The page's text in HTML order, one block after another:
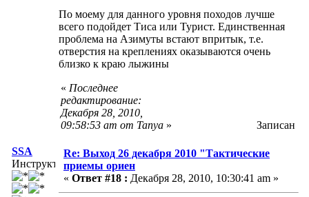
По моему для данного уровня походов лучше
всего подойдет Тиса или Турист. Единственная
проблема на Азимуты встают впритык, т.е.
отверстия на креплениях оказываются очень
близко к краю лыжины
« Последнее
редактирование:
Декабря 28, 2010,
09:58:53 am от Tanya » Записан
SSA
Инструктор
Re: Выход 26 декабря 2010 "Тактические
приемы ориен
« Ответ #18 : Декабря 28, 2010, 10:30:41 am »